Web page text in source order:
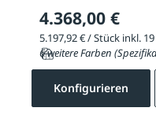
4.368,00 €
6 weitere Farben
Konfigurieren